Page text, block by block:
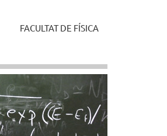
FACULTAT DE FÍSICA